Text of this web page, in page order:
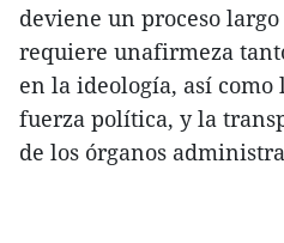
deviene un proceso
requiere unafirmeza
en la ideología, así
fuerza política, y la
de los órganos